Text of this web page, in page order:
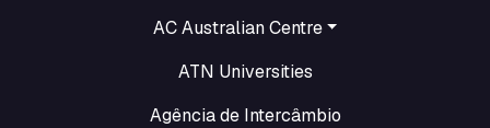
AC Australian Centre
ATN Universities
Agência de Intercâmbio